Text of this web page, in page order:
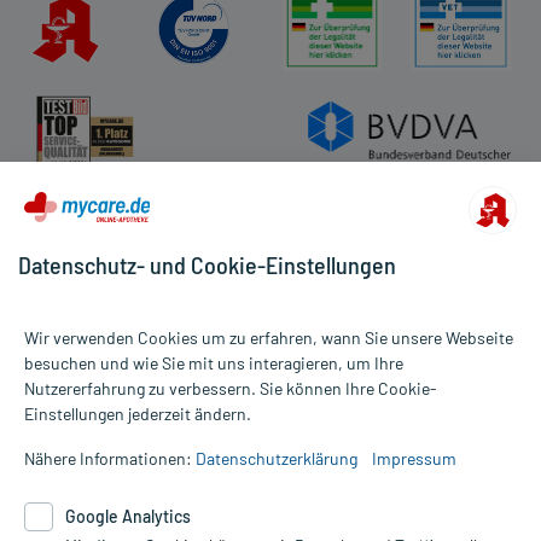
Impressum
Datenschutz
Cookie-Einstellungen
Rückgabe/Widerruf
Alle Preise gelten inkl. MwSt., ggf. zzgl. Versandkosten
Informationen auf dieser Website werden ausschließlich für
die Untersuchung und Behandlung durch einen Arzt. Bitte
Therapien eingeleitet werden können. | Diese Webseite benutzt
Datenschutz- und Cookie-Einstellungen
Wir verwenden Cookies um zu erfahren, wann Sie unsere Webseite
besuchen und wie Sie mit uns interagieren, um Ihre
Nutzererfahrung zu verbessern. Sie können Ihre Cookie-
Einstellungen jederzeit ändern.
Nähere Informationen: Datenschutzerklärung Impressum
Google Analytics